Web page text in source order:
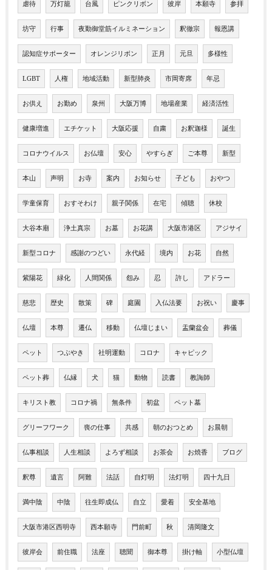
虐待 万灯籠 台風 ピンクリボン 彼岸 本願寺 参拝
坊守 行事 夜勤御堂筋イルミネーション 釈徹宗 報恩講
認知症サポーター オレンジリボン 正月 元旦 多様性
LGBT 人権 地域活動 新型肺炎 市岡寄席 年忌
お供え お勤め 泉州 大阪万博 地場産業 経済活性
健康増進 エチケット 大阪応援 自粛 お釈迦様 誕生
コロナウイルス お仏壇 安心 やすらぎ ご本尊 新型
本山 声明 お寺 案内 お知らせ 子ども おやつ
学童保育 おすそわけ 親子関係 在宅 傾聴 休校
大谷本廟 浄土真宗 お墓 お花講 大阪市港区 アジサイ
新型コロナ 感謝のつどい 永代経 境内 お花 自然
紫陽花 緑化 人間関係 怨み 忍 許し アドラー
慈悲 歴史 散策 碑 庭園 入仏法要 お祝い 慶事
仏壇 本尊 遷仏 移動 仏壇じまい 盂蘭盆会 葬儀
ペット つぶやき 社明運動 コロナ キャピック
ペット葬 仏縁 犬 猫 動物 読書 教誨師
キリスト教 コロナ禍 無条件 初盆 ペット墓
グリーフワーク 喪の仕事 共感 朝のおつとめ お晨朝
仏事相談 人生相談 よろず相談 お茶会 お焼香 ブログ
釈尊 遺言 阿難 法話 自灯明 法灯明 四十九日
満中陰 中陰 往生即成仏 自立 愛着 安全基地
大阪市港区西明寺 西本願寺 門前町 秋 清岡隆文
彼岸会 前住職 法座 聴聞 御本尊 掛け軸 小型仏壇